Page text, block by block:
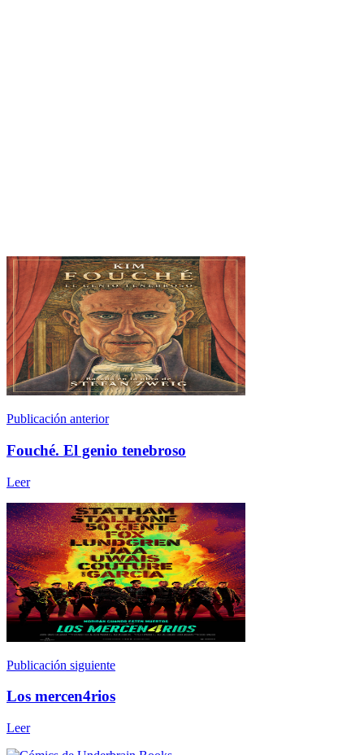
Publicación anterior
Fouché. El genio tenebroso
Leer
Publicación siguiente
Los mercen4rios
Leer